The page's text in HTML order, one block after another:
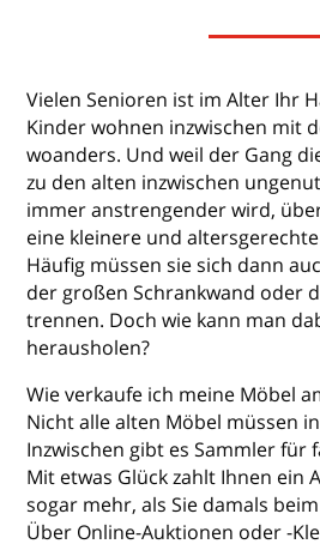
Vielen Senioren ist im Alter Ihr
Kinder wohnen inzwischen mit
woanders. Und weil der Gang
zu den alten inzwischen
immer anstrengender wird,
eine kleinere und
Häufig müssen sie sich dann
der großen Schrankwand oder
trennen. Doch wie kann man
herausholen?
Wie verkaufe ich meine Möbel
Nicht alle alten Möbel müssen
Inzwischen gibt es Sammler für
Mit etwas Glück zahlt Ihnen ein
sogar mehr, als Sie damals
Über Online-Auktionen oder -